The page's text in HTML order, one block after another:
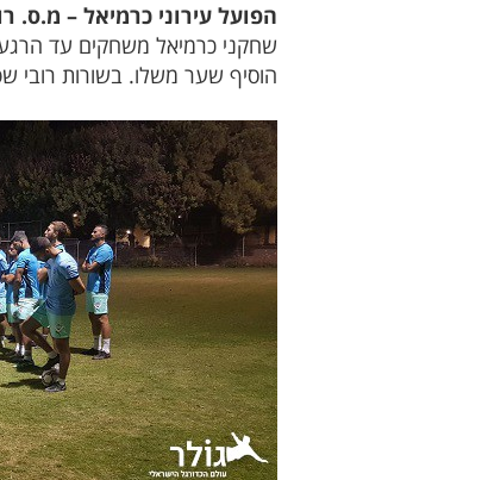
הפועל עירוני כרמיאל – מ.ס.
שחקני כרמיאל משחקים עד
הוסיף שער משלו. בשורות רובי